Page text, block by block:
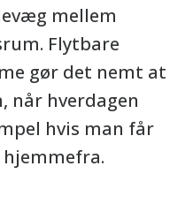
mellem
Flytbare
gør det nemt at
når hverdagen
hvis man får